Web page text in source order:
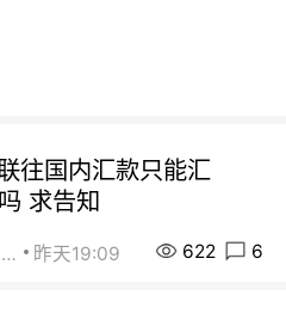
往国内汇款只能汇
求告知
街友64823891 昨天19:09 622 6